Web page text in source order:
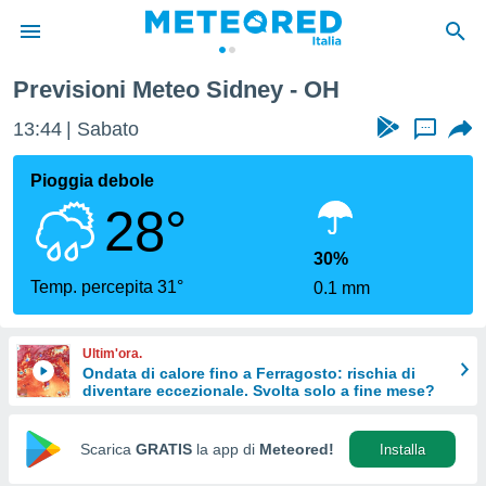
di
per
le
di
Web
Previsioni Meteo Sidney - OH
13:44 Sabato ...
Pioggia debole
28°
Temp. percepita 31°
30%
0.1 mm
Ultim'ora.
Ondata di calore fino a Ferragosto: rischia di
diventare eccezionale. Svolta solo a fine mese?
Scarica GRATIS la app di Meteored! Installa